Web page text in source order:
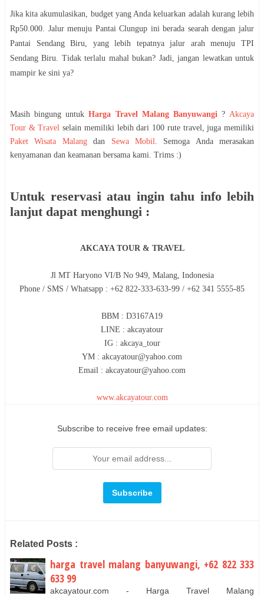
Jika kita akumulasikan, budget yang Anda keluarkan adalah kurang lebih
Rp50.000. Jalur menuju Pantai Clungup ini berada searah dengan jalur
Pantai Sendang Biru, yang lebih tepatnya jalur arah menuju TPI
Sendang Biru. Tidak terlalu mahal bukan? Jadi, jangan lewatkan untuk
mampir ke sini ya?
Masih bingung untukHarga Travel Malang Banyuwangi? Akcaya
Tour & Travel selain memiliki lebih dari 100 rute travel, juga memiliki
Paket Wisata Malangdan Sewa Mobil. Semoga Anda merasakan
kenyamanan dan keamanan bersama kami. Trims :)
Untuk reservasi atau ingin tahu info lebih
lanjut dapat menghungi :
AKCAYA TOUR & TRAVEL
Jl MT Haryono VI/B No 949, Malang, Indonesia
Phone / SMS / Whatsapp : +62 822-333-633-99 / +62 341 5555-85
BBM : D3167A19
LINE : akcayatour
IG : akcaya_tour
YM : akcayatour@yahoo.com
Email : akcayatour@yahoo.com
www.akcayatour.com
Subscribe to receive free email updates:
Related Posts :
harga travel malang banyuwangi, +62 822 333
633 99
akcayatour.com - Harga Travel Malang